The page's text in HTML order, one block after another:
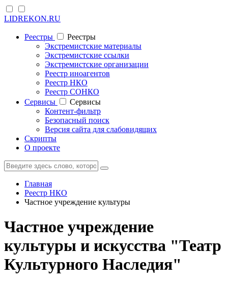
LIDREKON.RU
Реестры
Реестры
Экстремистские материалы
Экстремистские ссылки
Экстремистские организации
Реестр иноагентов
Реестр НКО
Реестр СОНКО
Cервисы
Cервисы
Контент-фильтр
Безопасный поиск
Версия сайта для слабовидящих
Скрипты
О проекте
Главная
Реестр НКО
Частное учреждение культуры
Частное учреждение
культуры и искусства "Театр
Культурного Наследия"